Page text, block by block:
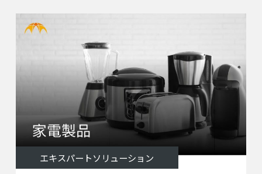
エキスパートソリューション